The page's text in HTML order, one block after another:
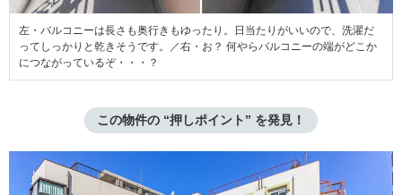
左・バルコニーは長さも奥行きもゆったり。日当たりがいいので、洗濯だ
ってしっかりと乾きそうです。／右・お？ 何やらバルコニーの端がどこか
につながっているぞ・・・？
この物件の “押しポイント” を発見！